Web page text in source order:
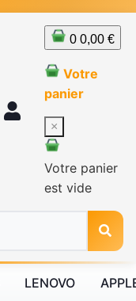
0 0,00 €
Votre
panier
×
Votre panier
est vide
LENOVO